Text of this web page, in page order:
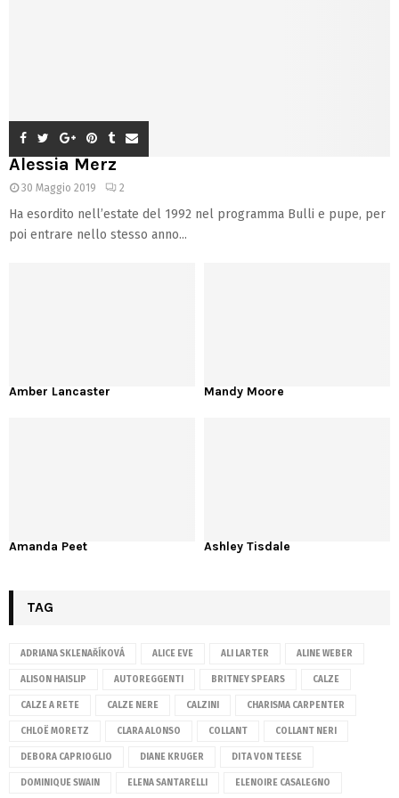
Alessia Merz
30 Maggio 2019 2
Ha esordito nell’estate del 1992 nel programma Bulli e pupe, per
poi entrare nello stesso anno...
Amber Lancaster Mandy Moore
Amanda Peet Ashley Tisdale
TAG
ADRIANA SKLENAŘÍKOVÁ ALICE EVE ALI LARTER ALINE WEBER
ALISON HAISLIP AUTOREGGENTI BRITNEY SPEARS CALZE
CALZE A RETE CALZE NERE CALZINI CHARISMA CARPENTER
CHLOË MORETZ CLARA ALONSO COLLANT COLLANT NERI
DEBORA CAPRIOGLIO DIANE KRUGER DITA VON TEESE
DOMINIQUE SWAIN ELENA SANTARELLI ELENOIRE CASALEGNO